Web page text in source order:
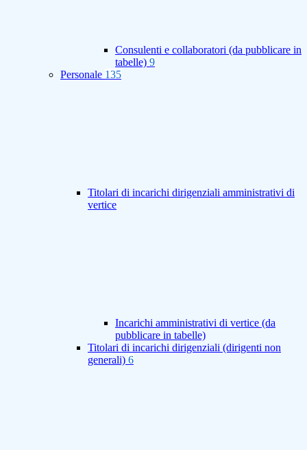
Consulenti e collaboratori (da pubblicare in
tabelle) 9
Personale 135
Titolari di incarichi dirigenziali amministrativi di
vertice
Incarichi amministrativi di vertice (da
pubblicare in tabelle)
Titolari di incarichi dirigenziali (dirigenti non
generali) 6